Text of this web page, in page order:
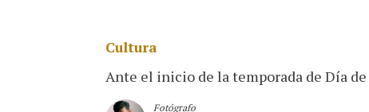
Cultura
Ante el inicio de la temporada de Día
Fotógrafo